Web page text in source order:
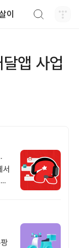
이
앱 사업
서